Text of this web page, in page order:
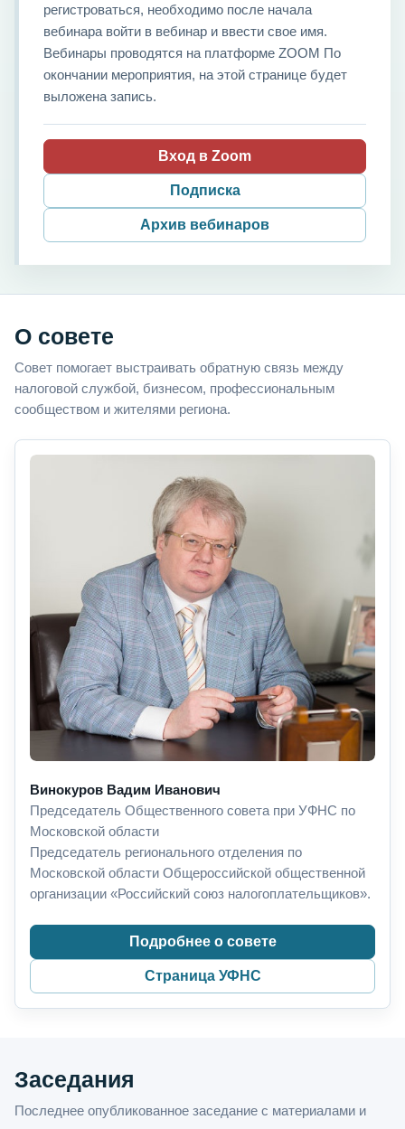
регистроваться, необходимо после начала
вебинара войти в вебинар и ввести свое имя.
Вебинары проводятся на платформе ZOOM По
окончании мероприятия, на этой странице будет
выложена запись.
Вход в Zoom
Подписка
Архив вебинаров
О совете
Совет помогает выстраивать обратную связь между
налоговой службой, бизнесом, профессиональным
сообществом и жителями региона.
Винокуров Вадим Иванович
Председатель Общественного совета при УФНС по
Московской области
Председатель регионального отделения по
Московской области Общероссийской общественной
организации «Российский союз налогоплательщиков».
Подробнее о совете
Страница УФНС
Заседания
Последнее опубликованное заседание с материалами и